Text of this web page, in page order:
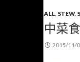
ALL, STEW,
中菜
2015/11/